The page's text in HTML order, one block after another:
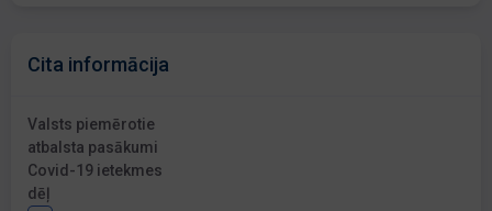
Cita informācija
Valsts piemērotie
atbalsta pasākumi
Covid-19 ietekmes
dēļ